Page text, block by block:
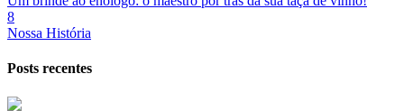
8
Nossa História
Posts recentes